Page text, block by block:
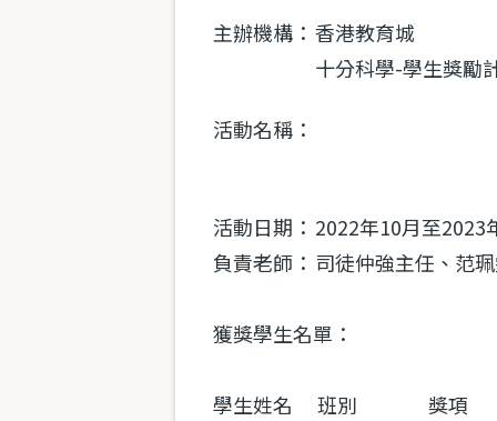
主辦機構： 香港教育城
活動名稱：
十分科學-學生獎勵
活動日期： 2022年10月至2023
負責老師： 司徒仲強主任、范
獲獎學生名單：
學生姓名 班別
獎項